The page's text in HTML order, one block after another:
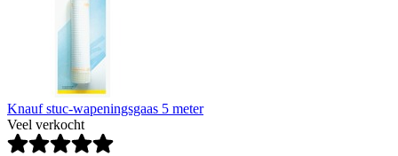
Knauf stuc-wapeningsgaas 5 meter
Veel verkocht